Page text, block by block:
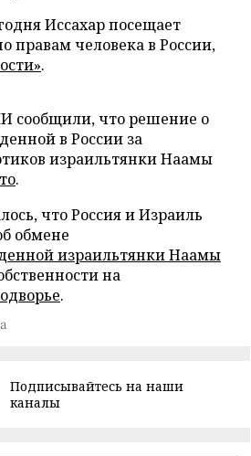
Иссахар посещает
правам человека в России,
.
сообщили, что решение о
в России за
израильтянки Наамы
.
что Россия и Израиль
обмене
израильтянки Наамы
на
.
Подписывайтесь на наши
каналы